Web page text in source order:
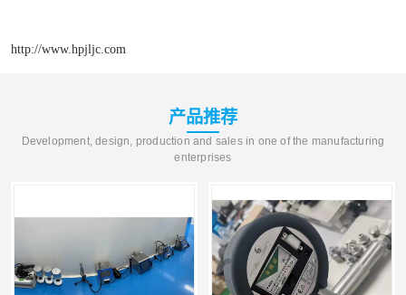
http://www.hpjljc.com
产品推荐
Development, design, production and sales in one of the manufacturing
enterprises